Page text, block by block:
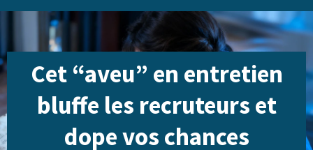
Cet “aveu” en entretien
bluffe les recruteurs et
dope vos chances